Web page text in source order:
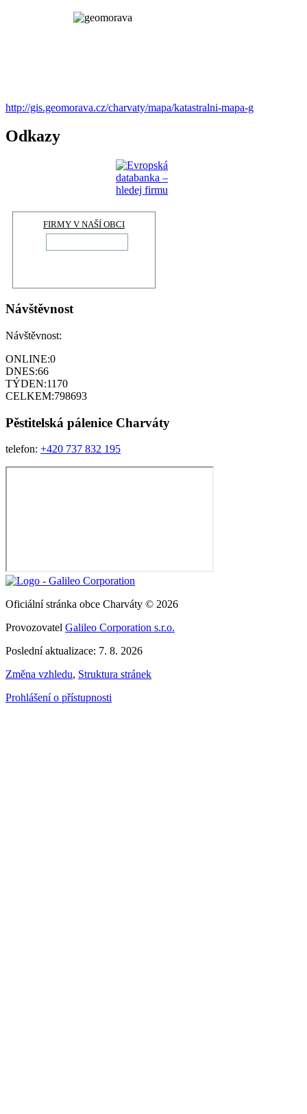
http://gis.geomorava.cz/charvaty/mapa/katastralni-mapa-g
Odkazy
FIRMY V NAŠÍ OBCI
Návštěvnost
Návštěvnost:
ONLINE:0
DNES:66
TÝDEN:1170
CELKEM:798693
Pěstitelská pálenice Charváty
telefon: +420 737 832 195
Oficiální stránka obce Charváty © 2026
Provozovatel Galileo Corporation s.r.o.
Poslední aktualizace: 7. 8. 2026
Změna vzhledu, Struktura stránek
Prohlášení o přístupnosti